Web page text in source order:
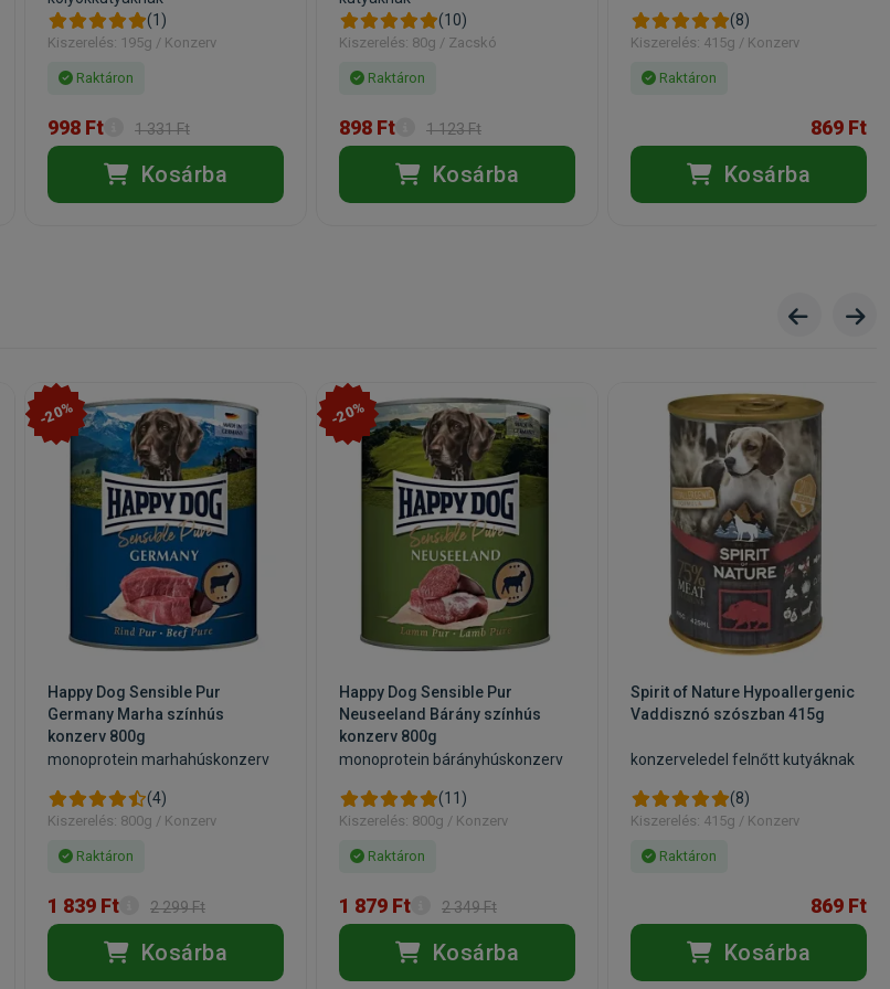
(1)
Kiszerelés: 195g / Konzerv
Raktáron
998 Ft 1 331 Ft
Kosárba
(10)
Kiszerelés: 80g / Zacskó
Raktáron
898 Ft 1 123 Ft
Kosárba
(8)
Kiszerelés: 415g / Konzerv
Raktáron
869 Ft
Kosárba
-20%
Happy Dog Sensible Pur
Germany Marha színhús
konzerv 800g
monoprotein marhahúskonzerv
(4)
Kiszerelés: 800g / Konzerv
Raktáron
1 839 Ft 2 299 Ft
Kosárba
-20%
Happy Dog Sensible Pur
Neuseeland Bárány színhús
konzerv 800g
monoprotein bárányhúskonzerv
(11)
Kiszerelés: 800g / Konzerv
Raktáron
1 879 Ft 2 349 Ft
Kosárba
Spirit of Nature Hypoallergenic
Vaddisznó szószban 415g
konzerveledel felnőtt kutyáknak
(8)
Kiszerelés: 415g / Konzerv
Raktáron
869 Ft
Kosárba